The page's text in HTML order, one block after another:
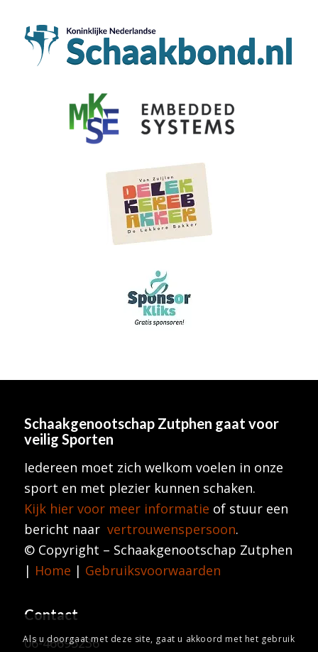
Schaakgenootschap Zutphen gaat voor
veilig Sporten
Iedereen moet zich welkom voelen in onze
sport en met plezier kunnen schaken.
Kijk hier voor meer informatie of stuur een
bericht naar vertrouwenspersoon.
© Copyright – Schaakgenootschap Zutphen
| Home | Gebruiksvoorwaarden
Contact
06-46695236
Als u doorgaat met deze site, gaat u akkoord met het gebruik